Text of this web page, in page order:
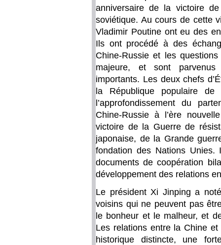
anniversaire de la victoire
soviétique. Au cours de cette
Vladimir Poutine ont eu des
Ils ont procédé à des
Chine-Russie et les
majeure, et sont
importants. Les deux chefs
la République populaire
l’approfondissement du
Chine-Russie à l’ère
victoire de la Guerre de
japonaise, de la Grande
fondation des Nations
documents de coopération
développement des relations
Le président Xi Jinping a
voisins qui ne peuvent pas
le bonheur et le malheur, et
Les relations entre la Chine
historique distincte, une